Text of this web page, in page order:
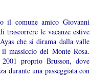
il comune amico Giovanni
trascorrere le vacanze estive
che si dirama dalla valle
massiccio del Monte Rosa.
proprio Brusson, dove
durante una passeggiata con